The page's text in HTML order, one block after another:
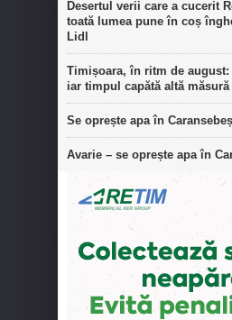
Desertul verii care a cucerit
toată lumea pune în coș
Lidl
Timișoara, în ritm de
iar timpul capătă altă măsură
Se oprește apa în Caransebeș
Avarie – se oprește apa în